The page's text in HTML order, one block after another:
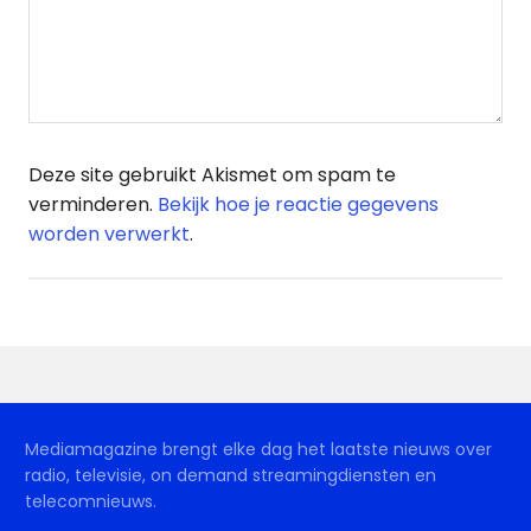
Deze site gebruikt Akismet om spam te
verminderen. Bekijk hoe je reactie gegevens
worden verwerkt.
Mediamagazine brengt elke dag het laatste nieuws over
radio, televisie, on demand streamingdiensten en
telecomnieuws.